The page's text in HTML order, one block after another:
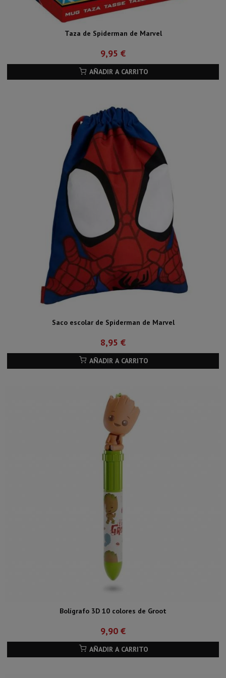
Taza de Spiderman de Marvel
9,95 €
AÑADIR A CARRITO
Saco escolar de Spiderman de Marvel
8,95 €
AÑADIR A CARRITO
Bolígrafo 3D 10 colores de Groot
9,90 €
AÑADIR A CARRITO